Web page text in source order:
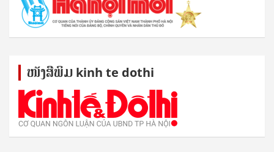
ໜັງ​ສື​ພິມ kinh te dothi